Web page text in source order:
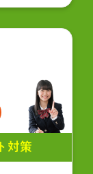
対策